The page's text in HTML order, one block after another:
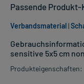
sensitive 5x5 cm
Produkteigenschaften:
Passende
Verbandsmaterial|